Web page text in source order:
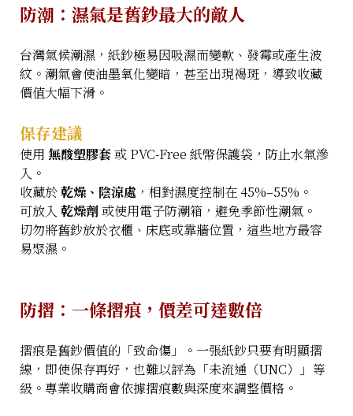
防潮：濕氣是舊鈔最大的敵人
台灣氣候潮濕，紙鈔極易因吸濕而變軟、發霉或產生波
紋。潮氣會使油墨氧化變暗，甚至出現褐斑，導致收藏
價值大幅下滑。
保存建議
使用無酸塑膠套或 PVC-Free 紙幣保護袋，防止水氣滲
入。
收藏於乾燥、陰涼處 ，相對濕度控制在 45%–55%。
可放入乾燥劑或使用電子防潮箱，避免季節性潮氣。
切勿將舊鈔放於衣櫃、床底或靠牆位置，這些地方最容
易聚濕。
防摺：一條摺痕，價差可達數倍
摺痕是舊鈔價值的「致命傷」。一張紙鈔只要有明顯摺
線，即使保存再好，也難以評為「未流通（UNC）」等
級。專業收購商會依據摺痕數與深度來調整價格。